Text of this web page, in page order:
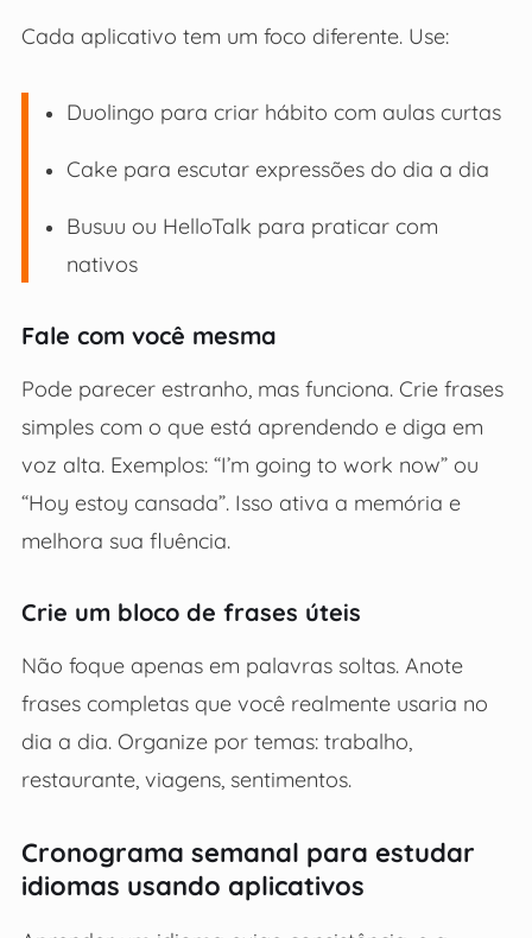
Cada aplicativo tem um foco diferente. Use:
Duolingo para criar hábito com aulas curtas
Cake para escutar expressões do dia a dia
Busuu ou HelloTalk para praticar com
nativos
Fale com você mesma
Pode parecer estranho, mas funciona. Crie frases
simples com o que está aprendendo e diga em
voz alta. Exemplos: “I’m going to work now” ou
“Hoy estoy cansada”. Isso ativa a memória e
melhora sua fluência.
Crie um bloco de frases úteis
Não foque apenas em palavras soltas. Anote
frases completas que você realmente usaria no
dia a dia. Organize por temas: trabalho,
restaurante, viagens, sentimentos.
Cronograma semanal para estudar
idiomas usando aplicativos